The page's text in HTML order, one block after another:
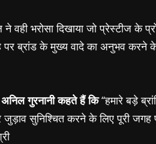
वही भरोसा दिखाया जो प्रेस्टीज के
ब्रांड के मुख्य वादे का अनुभव करने के
गुरनानी कहते हैं कि‘‘हमारे बड़े
सुनिश्चित करने के लिए पूरी जगह